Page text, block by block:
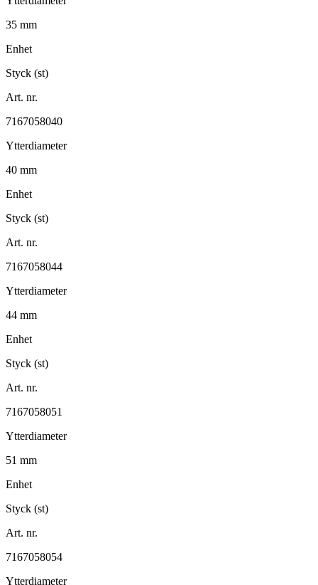
35 mm
Enhet
Styck (st)
Art. nr.
7167058040
Ytterdiameter
40 mm
Enhet
Styck (st)
Art. nr.
7167058044
Ytterdiameter
44 mm
Enhet
Styck (st)
Art. nr.
7167058051
Ytterdiameter
51 mm
Enhet
Styck (st)
Art. nr.
7167058054
Ytterdiameter